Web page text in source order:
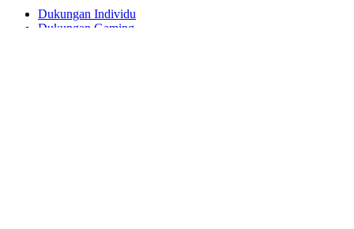
Dukungan Individu
Dukungan Gaming